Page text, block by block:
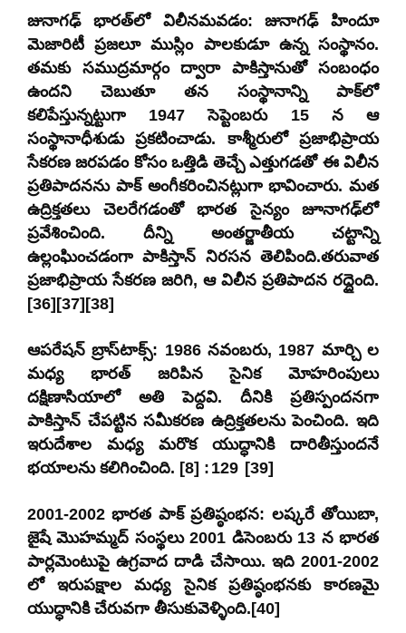
జునాగఢ్ భారత్‌లో విలీనమవడం: జునాగఢ్ హిందూ
మెజారిటీ ప్రజలూ ముస్లిం పాలకుడూ ఉన్న సంస్థానం.
తమకు సముద్రమార్గం ద్వారా పాకిస్తానుతో సంబంధం
ఉందని చెబుతూ తన సంస్థానాన్ని పాక్‌లో
కలిపేస్తున్నట్టుగా 1947 సెప్టెంబరు 15 న ఆ
సంస్థానాధీశుడు ప్రకటించాడు. కాశ్మీరులో ప్రజాభిప్రాయ
సేకరణ జరపడం కోసం ఒత్తిడి తెచ్చే ఎత్తుగడతో ఈ విలీన
ప్రతిపాదనను పాక్ అంగీకరించినట్లుగా భావించారు. మత
ఉద్రిక్తతలు చెలరేగడంతో భారత సైన్యం జూనాగఢ్‌లో
ప్రవేశించింది. దీన్ని అంతర్జాతీయ చట్టాన్ని
ఉల్లంఘించడంగా పాకిస్తాన్ నిరసన తెలిపింది.తరువాత
ప్రజాభిప్రాయ సేకరణ జరిగి, ఆ విలీన ప్రతిపాదన రద్దైంది.
[36][37][38]
ఆపరేషన్ బ్రాస్‌టాక్స్: 1986 నవంబరు, 1987 మార్చి ల
మధ్య భారత్ జరిపిన సైనిక మోహరింపులు
దక్షిణాసియాలో అతి పెద్దవి. దీనికి ప్రతిస్పందనగా
పాకిస్తాన్ చేపట్టిన సమీకరణ ఉద్రిక్తతలను పెంచింది. ఇది
ఇరుదేశాల మధ్య మరొక యుద్ధానికి దారితీస్తుందనే
భయాలను కలిగించింది. [8] : 129 [39]
2001-2002 భారత పాక్ ప్రతిష్ఠంభన: లష్కరే తోయిబా,
జైషే మొహమ్మద్ సంస్థలు 2001 డిసెంబరు 13 న భారత
పార్లమెంటుపై ఉగ్రవాద దాడి చేసాయి. ఇది 2001-2002
లో ఇరుపక్షాల మధ్య సైనిక ప్రతిష్ఠంభనకు కారణమై
యుద్ధానికి చేరువగా తీసుకువెళ్ళింది.[40]